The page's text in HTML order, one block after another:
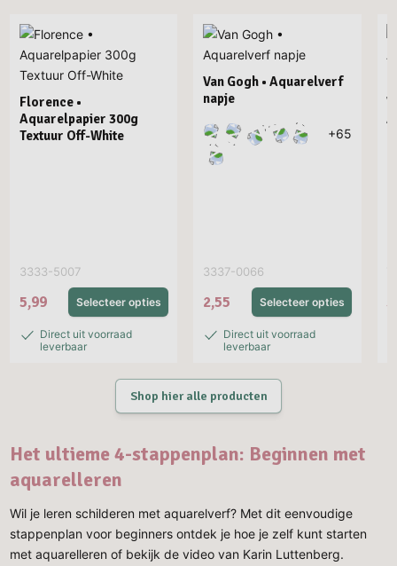
Florence •
Aquarelpapier 300g
Textuur Off-White
3333-5007
5,99 Selecteer opties
Direct uit voorraad
leverbaar
Van Gogh • Aquarelverf
napje
+65
3337-0066
2,55 Selecteer opties
Direct uit voorraad
leverbaar
Shop hier alle producten
Het ultieme 4-stappenplan: Beginnen met
aquarelleren
Wil je leren schilderen met aquarelverf? Met dit eenvoudige
stappenplan voor beginners ontdek je hoe je zelf kunt starten
met aquarelleren of bekijk de video van Karin Luttenberg.